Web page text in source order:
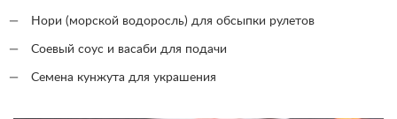
Нори (морской водоросль) для обсыпки рулетов
Соевый соус и васаби для подачи
Семена кунжута для украшения